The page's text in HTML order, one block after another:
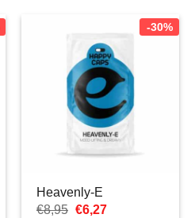
-30%
Heavenly-E
€8,95 Ursprünglicher
€6,27Aktueller